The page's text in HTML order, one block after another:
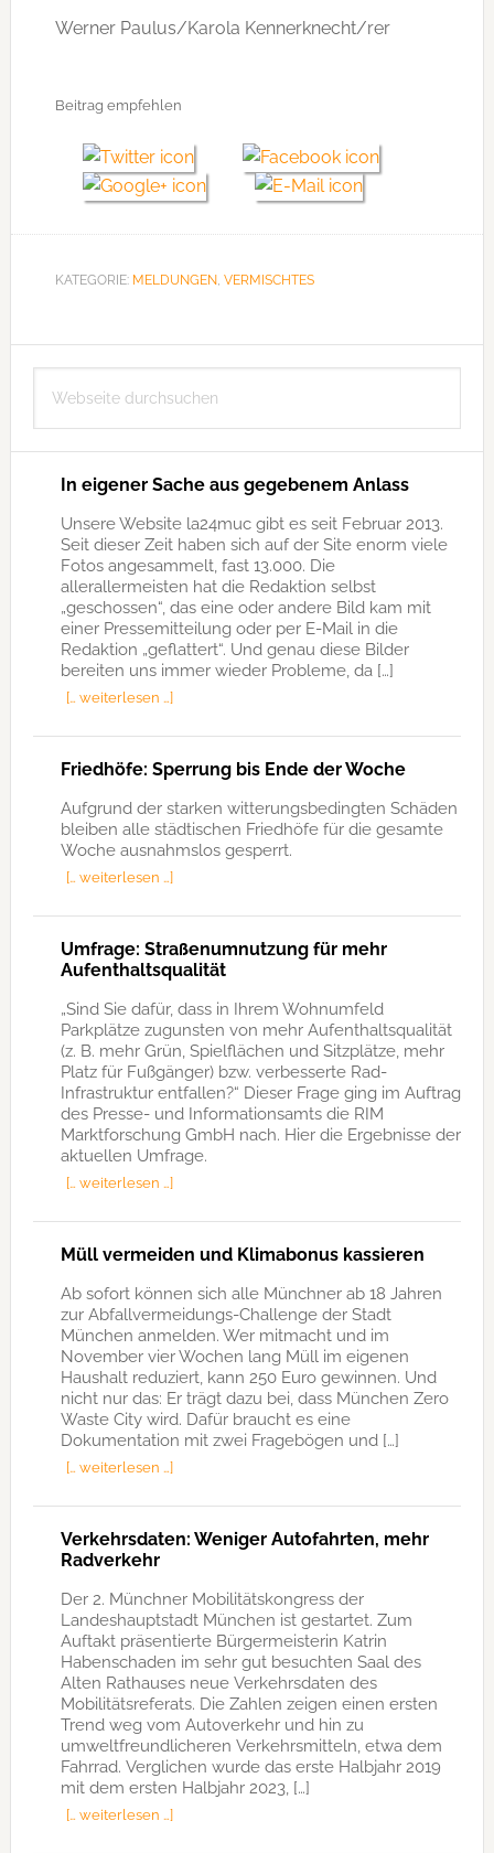
Werner Paulus/Karola Kennerknecht/rer
Beitrag empfehlen
KATEGORIE: MELDUNGEN, VERMISCHTES
Seitenspalte
durchsuchen
In eigener Sache aus gegebenem Anlass
Unsere Website la24muc gibt es seit Februar 2013.
Seit dieser Zeit haben sich auf der Site enorm viele
Fotos angesammelt, fast 13.000. Die
allerallermeisten hat die Redaktion selbst
„geschossen“, das eine oder andere Bild kam mit
einer Pressemitteilung oder per E-Mail in die
Redaktion „geflattert“. Und genau diese Bilder
bereiten uns immer wieder Probleme, da […]
[… weiterlesen …]
Friedhöfe: Sperrung bis Ende der Woche
Aufgrund der starken witterungsbedingten Schäden
bleiben alle städtischen Friedhöfe für die gesamte
Woche ausnahmslos gesperrt.
[… weiterlesen …]
Umfrage: Straßenumnutzung für mehr
Aufenthaltsqualität
„Sind Sie dafür, dass in Ihrem Wohnumfeld
Parkplätze zugunsten von mehr Aufenthaltsqualität
(z. B. mehr Grün, Spielflächen und Sitzplätze, mehr
Platz für Fußgänger) bzw. verbesserte Rad-
Infrastruktur entfallen?“ Dieser Frage ging im Auftrag
des Presse- und Informationsamts die RIM
Marktforschung GmbH nach. Hier die Ergebnisse der
aktuellen Umfrage.
[… weiterlesen …]
Müll vermeiden und Klimabonus kassieren
Ab sofort können sich alle Münchner ab 18 Jahren
zur Abfallvermeidungs-Challenge der Stadt
München anmelden. Wer mitmacht und im
November vier Wochen lang Müll im eigenen
Haushalt reduziert, kann 250 Euro gewinnen. Und
nicht nur das: Er trägt dazu bei, dass München Zero
Waste City wird. Dafür braucht es eine
Dokumentation mit zwei Fragebögen und […]
[… weiterlesen …]
Verkehrsdaten: Weniger Autofahrten, mehr
Radverkehr
Der 2. Münchner Mobilitätskongress der
Landeshauptstadt München ist gestartet. Zum
Auftakt präsentierte Bürgermeisterin Katrin
Habenschaden im sehr gut besuchten Saal des
Alten Rathauses neue Verkehrsdaten des
Mobilitätsreferats. Die Zahlen zeigen einen ersten
Trend weg vom Autoverkehr und hin zu
umweltfreundlicheren Verkehrsmitteln, etwa dem
Fahrrad. Verglichen wurde das erste Halbjahr 2019
mit dem ersten Halbjahr 2023, […]
[… weiterlesen …]